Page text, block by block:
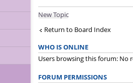
New Topic
Return to Board Index
WHO IS ONLINE
Users browsing this forum: No
FORUM PERMISSIONS